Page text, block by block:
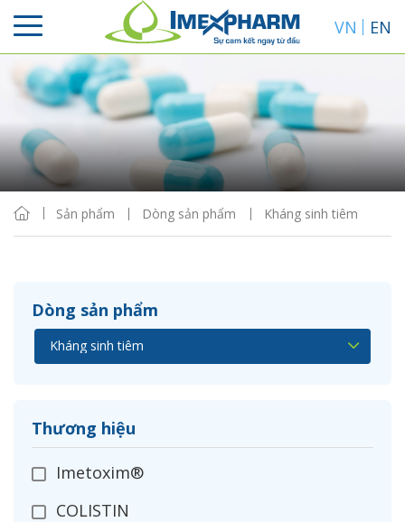
VN EN
Sản phẩm Dòng sản phẩm Kháng sinh tiêm
Dòng sản phẩm
Thương hiệu
Imetoxim®
COLISTIN
Sắp xếp
Hiển thị